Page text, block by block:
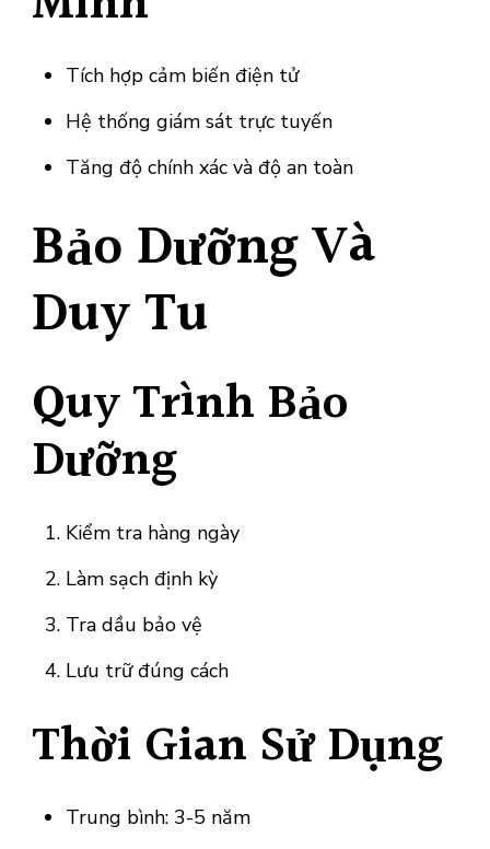
Tích hợp cảm biến điện tử
Hệ thống giám sát trực tuyến
Tăng độ chính xác và độ an toàn
Bảo Dưỡng Và
Duy Tu
Quy Trình Bảo
Dưỡng
Kiểm tra hàng ngày
Làm sạch định kỳ
Tra dầu bảo vệ
Lưu trữ đúng cách
Thời Gian Sử Dụng
Trung bình: 3-5 năm